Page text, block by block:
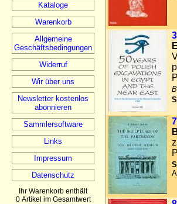
Kataloge
Warenkorb
Allgemeine
Geschäftsbedingungen
Widerruf
Wir über uns
Newsletter kostenlos
abonnieren
Sammlersoftware
Links
Impressum
Datenschutz
Ihr Warenkorb enthält
0 Artikel im Gesamtwert